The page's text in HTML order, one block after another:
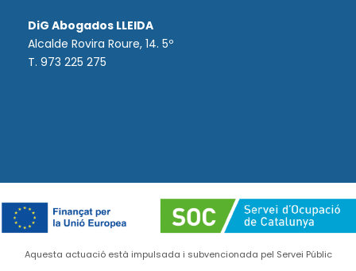
DiG Abogados LLEIDA
Alcalde Rovira Roure, 14. 5º
T. 973 225 275
Aquesta actuació està impulsada i subvencionada pel Servei Públic